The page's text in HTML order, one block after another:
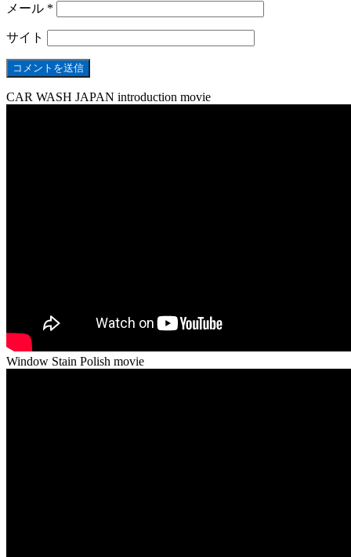
メール *
サイト
CAR WASH JAPAN introduction movie
Window Stain Polish movie